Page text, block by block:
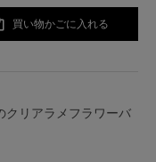
買い物かごに入れる
リアラメフラワーバ